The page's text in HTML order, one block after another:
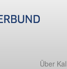
Über